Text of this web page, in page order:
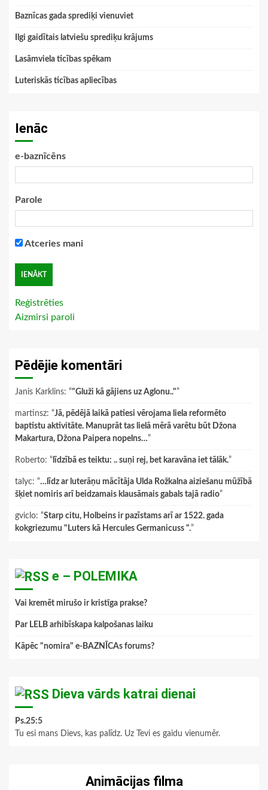
Baznīcas gada sprediķi vienuviet
Ilgi gaidītais latviešu sprediķu krājums
Lasāmviela ticības spēkam
Luteriskās ticības apliecības
Ienāc
e-baznīcēns
Parole
Atceries mani
Reģistrēties
Aizmirsi paroli
Pēdējie komentāri
Janis Karklins: “"Gluži kā gājiens uz Aglonu.."”
martinsz: “Jā, pēdējā laikā patiesi vērojama liela reformēto
baptistu aktivitāte. Manuprāt tas lielā mērā varētu būt Džona
Makartura, Džona Paipera nopelns…”
Roberto: “ līdzībā es teiktu: .. suņi rej, bet karavāna iet tālāk.”
talyc: “…līdz ar luterāņu mācītāja Ulda Rožkalna aiziešanu mūžībā
šķiet nomiris arī beidzamais klausāmais gabals tajā radio”
gviclo: “Starp citu, Holbeins ir pazīstams arī ar 1522. gada
kokgriezumu "Luters kā Hercules Germanicuss ".”
e – POLEMIKA
Vai kremēt mirušo ir kristīga prakse?
Par LELB arhibīskapa kalpošanas laiku
Kāpēc "nomira" e-BAZNĪCAs forums?
Dieva vārds katrai dienai
Ps.25:5
Tu esi mans Dievs, kas palīdz. Uz Tevi es gaidu vienumēr.
Animācijas filma